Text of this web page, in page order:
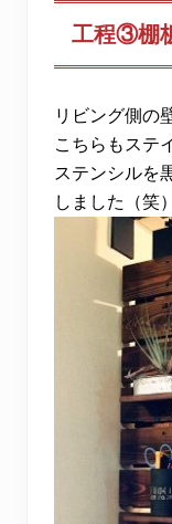
工程③棚
リビング側の
こちらもステ
ステンシルを
しました（笑）